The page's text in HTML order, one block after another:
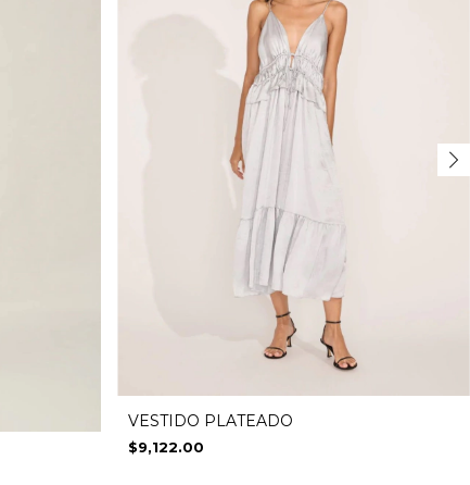
VESTIDO PLATEADO
$9,122.00